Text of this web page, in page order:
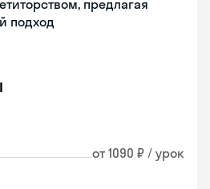
предлагая
подход
от 1090 ₽ / урок